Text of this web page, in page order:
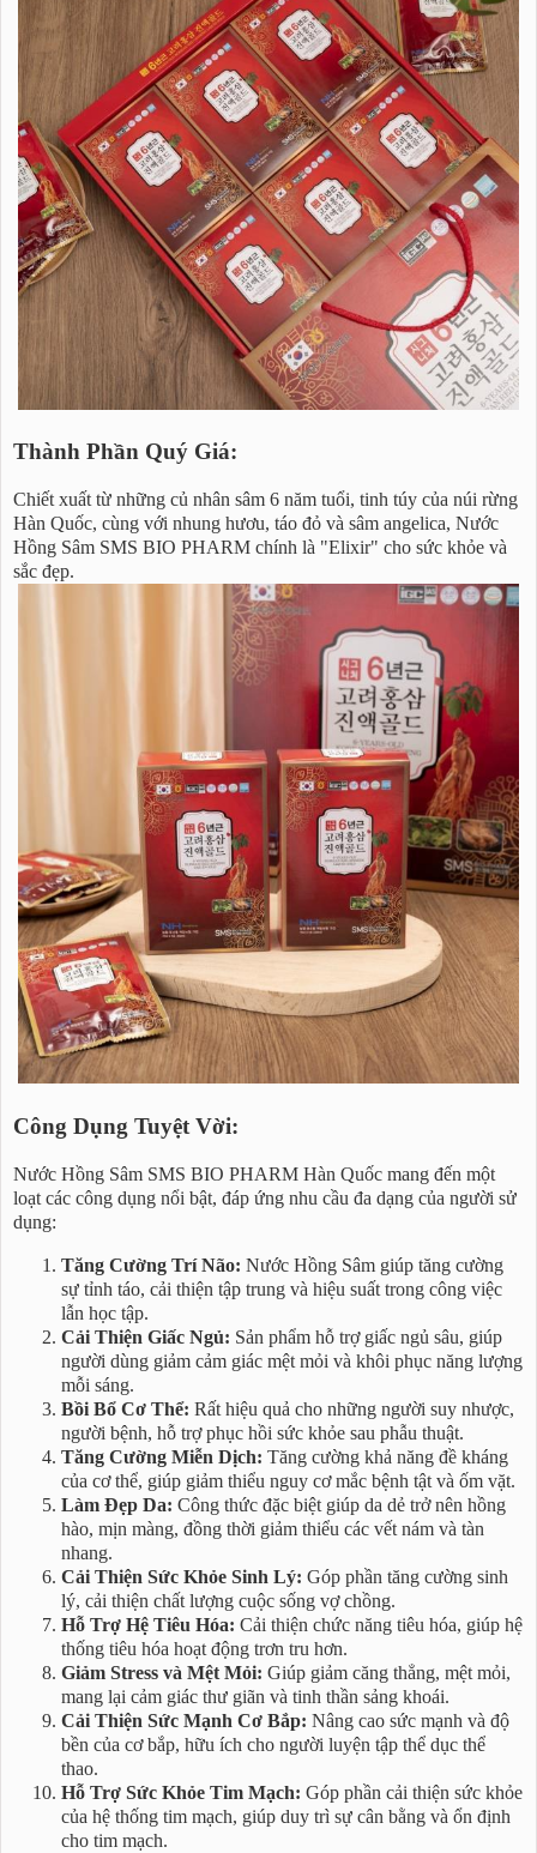
Thành Phần Quý Giá:
Chiết xuất từ những củ nhân sâm 6 năm tuổi, tinh túy của núi rừng
Hàn Quốc, cùng với nhung hươu, táo đỏ và sâm angelica, Nước
Hồng Sâm SMS BIO PHARM chính là "Elixir" cho sức khỏe và
sắc đẹp.
Công Dụng Tuyệt Vời:
Nước Hồng Sâm SMS BIO PHARM Hàn Quốc mang đến một
loạt các công dụng nổi bật, đáp ứng nhu cầu đa dạng của người sử
dụng:
Tăng Cường Trí Não: Nước Hồng Sâm giúp tăng cường
sự tỉnh táo, cải thiện tập trung và hiệu suất trong công việc
lẫn học tập.
Cải Thiện Giấc Ngủ: Sản phẩm hỗ trợ giấc ngủ sâu, giúp
người dùng giảm cảm giác mệt mỏi và khôi phục năng lượng
mỗi sáng.
Bồi Bổ Cơ Thể: Rất hiệu quả cho những người suy nhược,
người bệnh, hỗ trợ phục hồi sức khỏe sau phẫu thuật.
Tăng Cường Miễn Dịch: Tăng cường khả năng đề kháng
của cơ thể, giúp giảm thiểu nguy cơ mắc bệnh tật và ốm vặt.
Làm Đẹp Da: Công thức đặc biệt giúp da dẻ trở nên hồng
hào, mịn màng, đồng thời giảm thiểu các vết nám và tàn
nhang.
Cải Thiện Sức Khỏe Sinh Lý: Góp phần tăng cường sinh
lý, cải thiện chất lượng cuộc sống vợ chồng.
Hỗ Trợ Hệ Tiêu Hóa: Cải thiện chức năng tiêu hóa, giúp hệ
thống tiêu hóa hoạt động trơn tru hơn.
Giảm Stress và Mệt Mỏi: Giúp giảm căng thẳng, mệt mỏi,
mang lại cảm giác thư giãn và tinh thần sảng khoái.
Cải Thiện Sức Mạnh Cơ Bắp: Nâng cao sức mạnh và độ
bền của cơ bắp, hữu ích cho người luyện tập thể dục thể
thao.
Hỗ Trợ Sức Khỏe Tim Mạch: Góp phần cải thiện sức khỏe
của hệ thống tim mạch, giúp duy trì sự cân bằng và ổn định
cho tim mạch.